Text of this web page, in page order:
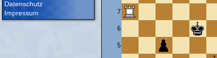
Datenschutz
Impressum
7
6
5